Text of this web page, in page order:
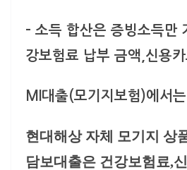
– 소득 합산은 증빙소득만
강보험료 납부 금액,신용
MI대출(모기지보험)에서
현대해상 자체 모기지 상
담보대출은 건강보험료,